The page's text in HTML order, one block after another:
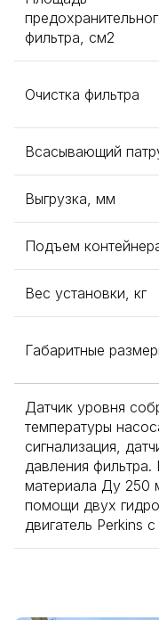
фильтра, см2
Очистка фильтра
Всасывающий
Выгрузка, мм
Подъем
Вес установки, кг
Габаритные
Датчик уровня
температуры
сигнализация,
давления фильтра.
материала Ду 250
помощи двух
двигатель Perkins